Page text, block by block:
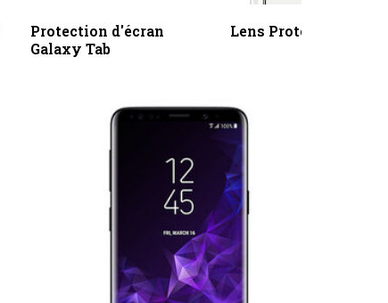
Protection d'écran
Galaxy Tab
Lens Protectors